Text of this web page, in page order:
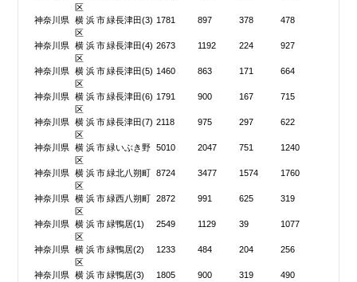
区
神奈川県
横浜市緑
区
長津田(3) 1781 897 378 478
神奈川県
横浜市緑
区
長津田(4) 2673 1192 224 927
神奈川県
横浜市緑
区
長津田(5) 1460 863 171 664
神奈川県
横浜市緑
区
長津田(6) 1791 900 167 715
神奈川県
横浜市緑
区
長津田(7) 2118 975 297 622
神奈川県
横浜市緑
区
いぶき野 5010 2047 751 1240
神奈川県
横浜市緑
区
北八朔町 8724 3477 1574 1760
神奈川県
横浜市緑
区
西八朔町 2872 991 625 319
神奈川県
横浜市緑
区
鴨居(1) 2549 1129 39 1077
神奈川県
横浜市緑
区
鴨居(2) 1233 484 204 256
神奈川県
横浜市緑鴨居(3) 1805 900 319 490